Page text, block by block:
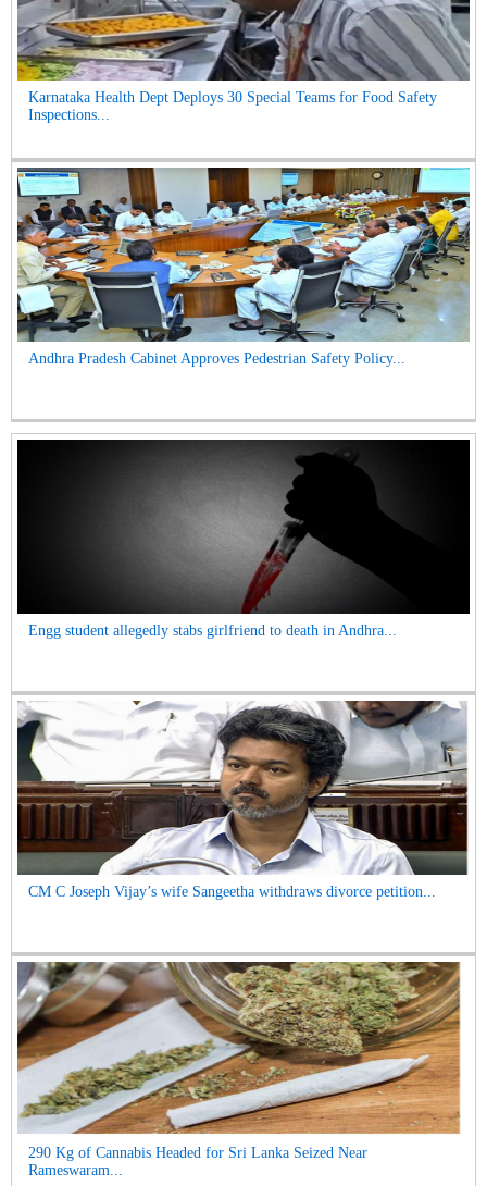
Karnataka Health Dept Deploys 30 Special Teams for Food Safety
Inspections...
Andhra Pradesh Cabinet Approves Pedestrian Safety Policy...
Engg student allegedly stabs girlfriend to death in Andhra...
CM C Joseph Vijay’s wife Sangeetha withdraws divorce petition...
290 Kg of Cannabis Headed for Sri Lanka Seized Near
Rameswaram...